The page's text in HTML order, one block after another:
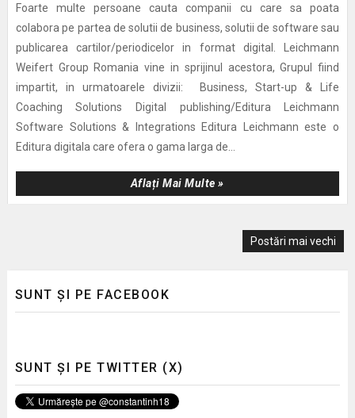
Foarte multe persoane cauta companii cu care sa poata
colabora pe partea de solutii de business, solutii de software sau
publicarea cartilor/periodicelor in format digital. Leichmann
Weifert Group Romania vine in sprijinul acestora, Grupul fiind
impartit, in urmatoarele divizii: Business, Start-up & Life
Coaching Solutions Digital publishing/Editura Leichmann
Software Solutions & Integrations Editura Leichmann este o
Editura digitala care ofera o gama larga de...
Aflați Mai Multe »
Postări mai vechi
SUNT ȘI PE FACEBOOK
SUNT ȘI PE TWITTER (X)